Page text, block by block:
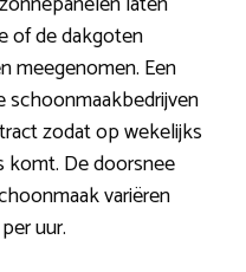
of de dakgoten
meegenomen. Een
schoonmaakbedrijven
zodat op wekelijks
komt. De doorsnee
variëren
uur.